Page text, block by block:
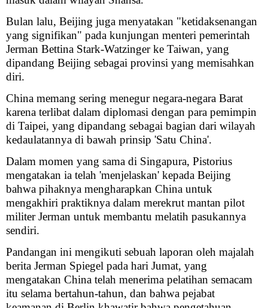
Bulan lalu, Beijing juga menyatakan "ketidaksenangan
yang signifikan" pada kunjungan menteri pemerintah
Jerman Bettina Stark-Watzinger ke Taiwan, yang
dipandang Beijing sebagai provinsi yang memisahkan
diri.
China memang sering menegur negara-negara Barat
karena terlibat dalam diplomasi dengan para pemimpin
di Taipei, yang dipandang sebagai bagian dari wilayah
kedaulatannya di bawah prinsip 'Satu China'.
Dalam momen yang sama di Singapura, Pistorius
mengatakan ia telah 'menjelaskan' kepada Beijing
bahwa pihaknya mengharapkan China untuk
mengakhiri praktiknya dalam merekrut mantan pilot
militer Jerman untuk membantu melatih pasukannya
sendiri.
Pandangan ini mengikuti sebuah laporan oleh majalah
berita Jerman Spiegel pada hari Jumat, yang
mengatakan China telah menerima pelatihan semacam
itu selama bertahun-tahun, dan bahwa pejabat